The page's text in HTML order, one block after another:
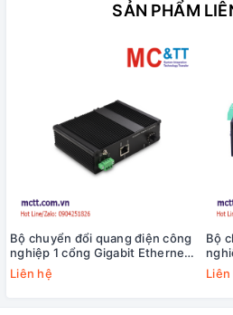
SẢN PHẨM
Bộ chuyển đổi quang điện công
nghiệp 1 cổng Gigabit Ethernet
sang 1 cổng SFP JHA JHA-
IGS11HP
Liên hệ
Bộ
SFP
Liên